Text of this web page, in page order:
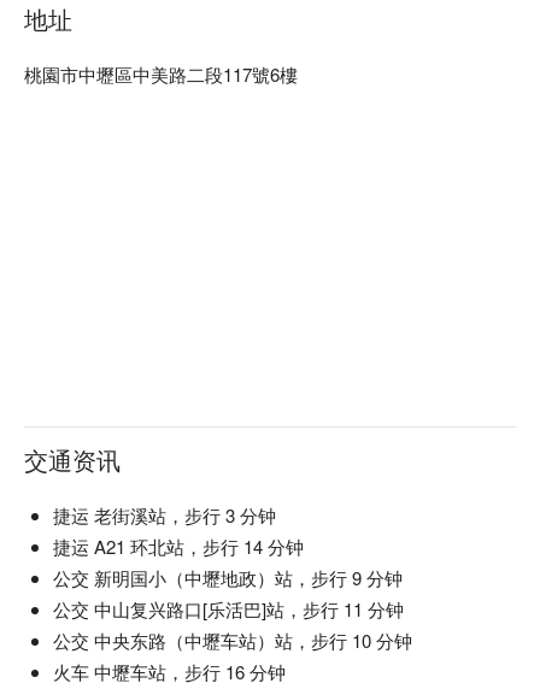
地址
桃園市中壢區中美路二段117號6樓
交通资讯
捷运 老街溪站，步行 3 分钟
捷运 A21 环北站，步行 14 分钟
公交 新明国小（中壢地政）站，步行 9 分钟
公交 中山复兴路口[乐活巴]站，步行 11 分钟
公交 中央东路（中壢车站）站，步行 10 分钟
火车 中壢车站，步行 16 分钟